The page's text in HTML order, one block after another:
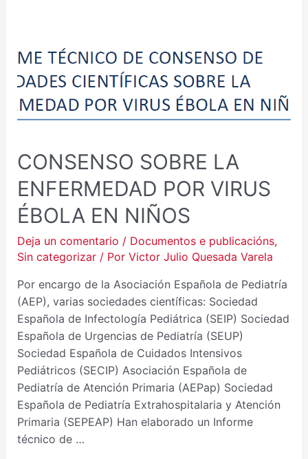
CONSENSO SOBRE LA
ENFERMEDAD POR VIRUS
ÉBOLA EN NIÑOS
Deja un comentario / Documentos e publicacións,
Sin categorizar/ Por Victor Julio Quesada Varela
Por encargo de la Asociación Española de Pediatría
(AEP), varias sociedades científicas: Sociedad
Española de Infectología Pediátrica (SEIP) Sociedad
Española de Urgencias de Pediatría (SEUP)
Sociedad Española de Cuidados Intensivos
Pediátricos (SECIP) Asociación Española de
Pediatría de Atención Primaria (AEPap) Sociedad
Española de Pediatría Extrahospitalaria y Atención
Primaria (SEPEAP) Han elaborado un Informe
técnico de …
ENFERMEDAD
POR
VIRUS
ÉBOLA
EN